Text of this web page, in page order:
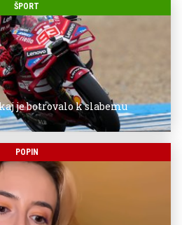
ŠPORT
je botrovalo k slabemu
POPIN